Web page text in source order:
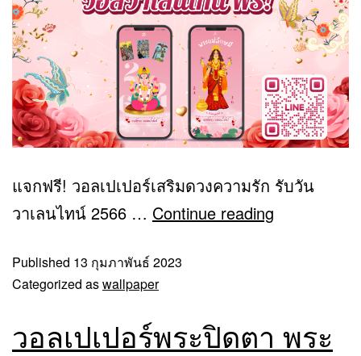
แจกฟรี! วอลเปเปอร์เสริมดวงความรัก รับวัน
วาเลนไทน์ 2566 … Continue reading
Published 13 กุมภาพันธ์ 2023
Categorized aswallpaper
วอลเปเปอร์พระปิดตา พระ